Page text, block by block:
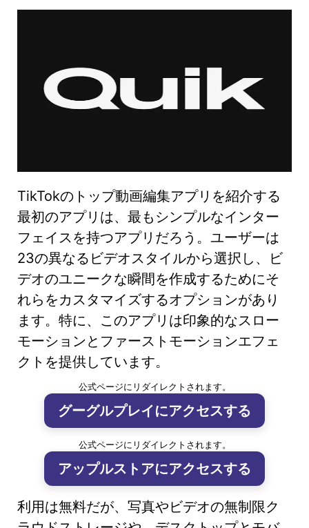
TikTokのトップ動画編集アプリを紹介する
最初のアプリは、最もシンプルなインター
フェイスを持つアプリだろう。ユーザーは
23の異なるビデオスタイルから選択し、ビ
デオのユニークな瞬間を作成するためにそ
れらをカスタマイズするオプションがあり
ます。特に、このアプリは印象的なスロー
モーションとファーストモーションエフェ
クトを提供しています。
公式ページにリダイレクトされます。
グーグルプレイにアクセスする
公式ページにリダイレクトされます。
アップルストアにアクセスする
利用は無料だが、写真やビデオの無制限ク